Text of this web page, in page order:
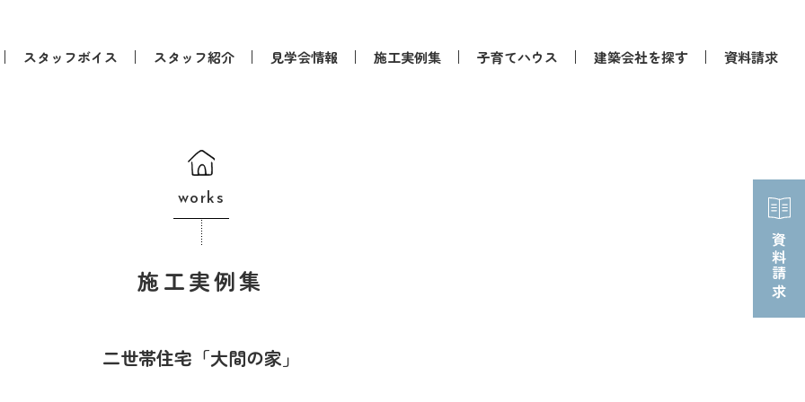
スタッフボイス スタッフ紹介 見学会情報 施工実例集 子育てハウス 建築会社を探す 資料請求
資料請求
works
施工実例集
二世帯住宅「大間の家」